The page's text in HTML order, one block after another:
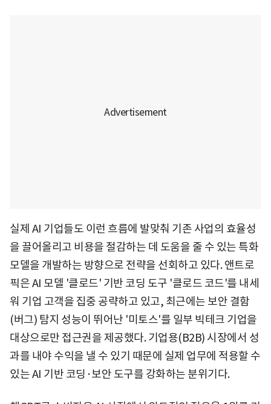
실제 AI 기업들도 이런 흐름에 발맞춰 기존 사업의 효율성
을 끌어올리고 비용을 절감하는 데 도움을 줄 수 있는 특화
모델을 개발하는 방향으로 전략을 선회하고 있다. 앤트로
픽은 AI 모델 '클로드' 기반 코딩 도구 '클로드 코드'를 내세
워 기업 고객을 집중 공략하고 있고, 최근에는 보안 결함
(버그) 탐지 성능이 뛰어난 '미토스'를 일부 빅테크 기업을
대상으로만 접근권을 제공했다. 기업용(B2B) 시장에서 성
과를 내야 수익을 낼 수 있기 때문에 실제 업무에 적용할 수
있는 AI 기반 코딩·보안 도구를 강화하는 분위기다.